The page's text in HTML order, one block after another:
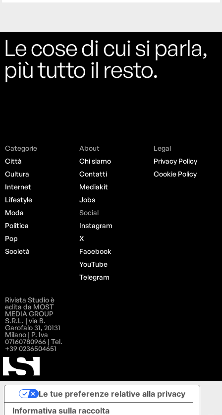
Le cose di cui si parla,
più tutto il resto.
Categorie
Città
Cultura
Internet
Lifestyle
Moda
Politica
Pop
Società
About
Chi siamo
Contatti
Mediakit
Jobs
Social
Instagram
X
Facebook
YouTube
Telegram
Legal
Privacy Policy
Cookie Policy
Rivista Studio è
edita da MOST
MEDIA GROUP
S.R.L. | via B.
Garofalo 31, 20131
Milano | P. Iva
07160780966 | Tel.
+39 0236504651
Informativa sulla raccolta
Le tue preferenze relative alla privacy